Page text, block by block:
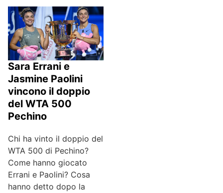
Sara Errani e
Jasmine Paolini
vincono il doppio
del WTA 500
Pechino
Chi ha vinto il doppio del
WTA 500 di Pechino?
Come hanno giocato
Errani e Paolini? Cosa
hanno detto dopo la